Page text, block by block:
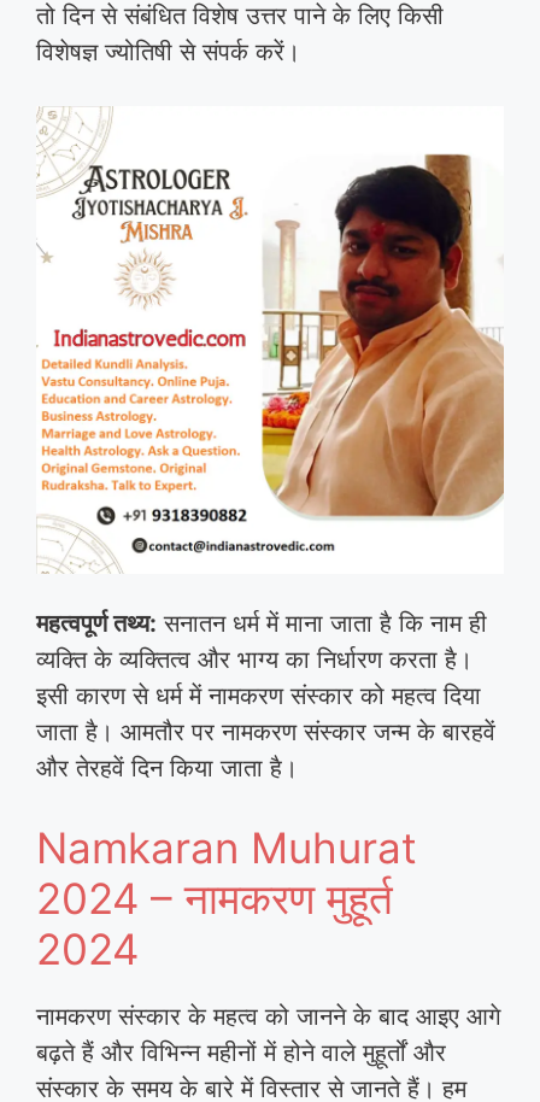
तो दिन से संबंधित विशेष उत्तर पाने के लिए किसी
विशेषज्ञ ज्योतिषी से संपर्क करें।
महत्वपूर्ण तथ्य: सनातन धर्म में माना जाता है कि नाम ही
व्यक्ति के व्यक्तित्व और भाग्य का निर्धारण करता है।
इसी कारण से धर्म में नामकरण संस्कार को महत्व दिया
जाता है। आमतौर पर नामकरण संस्कार जन्म के बारहवें
और तेरहवें दिन किया जाता है।
Namkaran Muhurat
2024 – नामकरण मुहूर्त
2024
नामकरण संस्कार के महत्व को जानने के बाद आइए आगे
बढ़ते हैं और विभिन्न महीनों में होने वाले मुहूर्तों और
संस्कार के समय के बारे में विस्तार से जानते हैं। हम